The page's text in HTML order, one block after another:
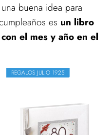
buena idea para
es un libro
el mes y año en el
REGALOS JULIO 1925